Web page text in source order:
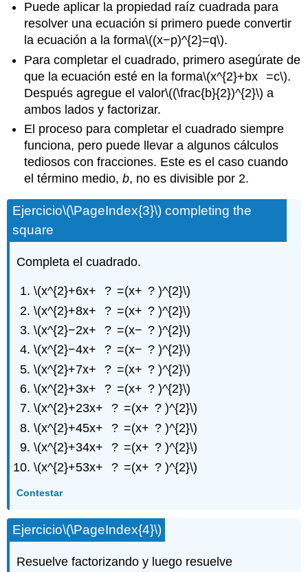
Puede aplicar la propiedad raíz cuadrada para
resolver una ecuación si primero puede convertir
la ecuación a la forma\((x−p)^{2}=q\).
Para completar el cuadrado, primero asegúrate de
que la ecuación esté en la forma\(x^{2}+bx =c\).
Después agregue el valor\((\frac{b}{2})^{2}\) a
ambos lados y factorizar.
El proceso para completar el cuadrado siempre
funciona, pero puede llevar a algunos cálculos
tediosos con fracciones. Este es el caso cuando
el término medio,b, no es divisible por 2.
Ejercicio\(\PageIndex{3}\) completing the
square
Completa el cuadrado.
\(x^{2}+6x+ ? =(x+ ? )^{2}\)
\(x^{2}+8x+ ? =(x+ ? )^{2}\)
\(x^{2}−2x+ ? =(x− ? )^{2}\)
\(x^{2}−4x+ ? =(x− ? )^{2}\)
\(x^{2}+7x+ ? =(x+ ? )^{2}\)
\(x^{2}+3x+ ? =(x+ ? )^{2}\)
\(x^{2}+23x+ ? =(x+ ? )^{2}\)
\(x^{2}+45x+ ? =(x+ ? )^{2}\)
\(x^{2}+34x+ ? =(x+ ? )^{2}\)
\(x^{2}+53x+ ? =(x+ ? )^{2}\)
Contestar
Ejercicio\(\PageIndex{4}\)
Resuelve factorizando y luego resuelve